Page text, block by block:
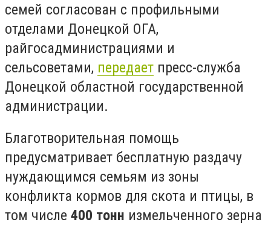
семей согласован с профильными
отделами Донецкой ОГА,
райгосадминистрациями и
сельсоветами, передает пресс-служба
Донецкой областной государственной
администрации.
Благотворительная помощь
предусматривает бесплатную раздачу
нуждающимся семьям из зоны
конфликта кормов для скота и птицы, в
том числе 400 тонн измельченного зерна